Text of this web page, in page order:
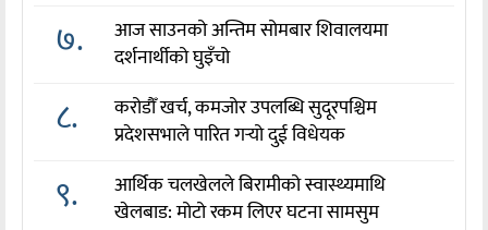
७.
आज साउनको अन्तिम सोमबार शिवालयमा
दर्शनार्थीको घुइँचो
८.
करोडौँ खर्च, कमजोर उपलब्धि सुदूरपश्चिम
प्रदेशसभाले पारित गर्‍यो दुई विधेयक
९.
आर्थिक चलखेलले बिरामीको स्वास्थ्यमाथि
खेलबाड: मोटो रकम लिएर घटना सामसुम